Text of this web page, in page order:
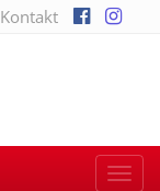
Kontakt